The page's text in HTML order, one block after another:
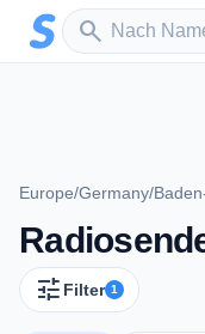
Zum Hauptinhalt springen
search
Sender suchen
Europe/Germany/
tune Filter 1